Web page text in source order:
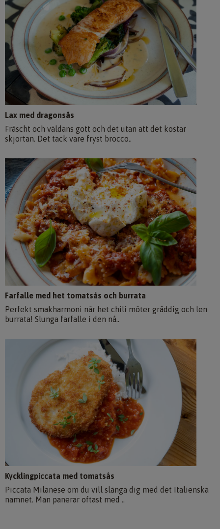
Lax med dragonsås
Fräscht och väldans gott och det utan att det kostar
skjortan. Det tack vare fryst brocco..
Farfalle med het tomatsås och burrata
Perfekt smakharmoni när het chili möter gräddig och len
burrata! Slunga farfalle i den nå..
Kycklingpiccata med tomatsås
Piccata Milanese om du vill slänga dig med det Italienska
namnet. Man panerar oftast med ..